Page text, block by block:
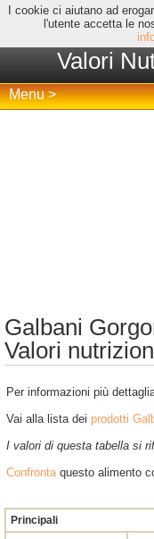
I cookie ci aiutano ad
l'utente accetta le
Valori
Menu >
Galbani
Valori
Per informazioni più
Vai alla lista dei prodotti
I valori di questa tabella si
Confrontaquesto alimento
Principali